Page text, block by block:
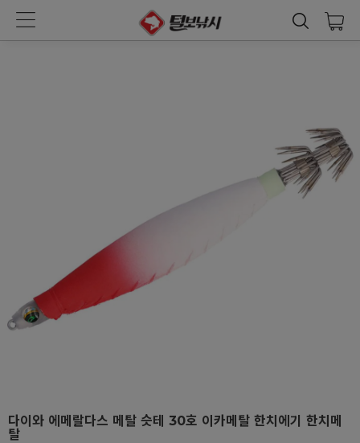
다이와 에메랄다스 메탈 슷테 30호 이카메탈 한치에기 한치메
탈